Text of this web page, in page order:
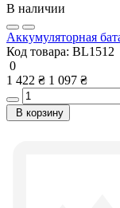
В наличии
Аккумуляторная
Код товара: BL1512
0
1 422 ₴ 1 097 ₴
В корзину